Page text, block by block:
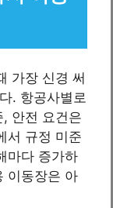
가장 신경 써
. 항공사별로
안전 요건은
서 규정 미준
마다 증가하
이동장은 아